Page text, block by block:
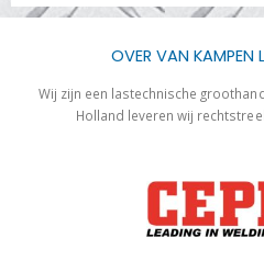
OVER VAN KAMPEN
Wij zijn een lastechnische
Holland leveren wij